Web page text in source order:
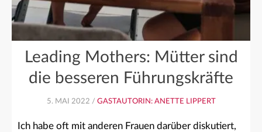
Leading Mothers: Mütter sind
die besseren Führungskräfte
5. MAI 2022 / GASTAUTORIN: ANETTE LIPPERT
Ich habe oft mit anderen Frauen darüber diskutiert,